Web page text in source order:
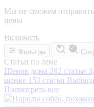
Мы не сможем
цены
Включить
Фильтры
Статьи по теме
Щенок дома 282 статьи
щенке 153 статьи
Посмотреть все